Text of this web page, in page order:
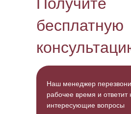
бесплатную
Наш менеджер
рабочее время и ответит
интересующие вопросы